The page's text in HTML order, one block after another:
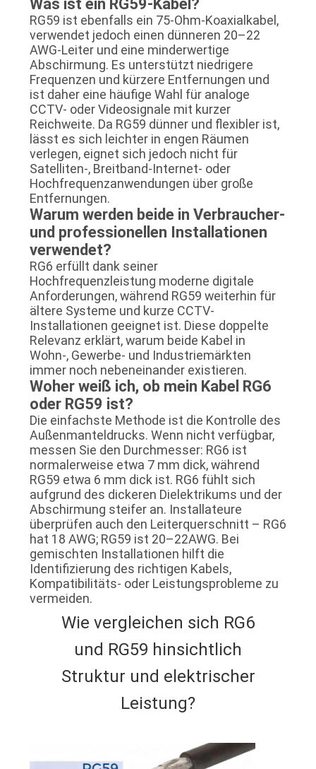
Was ist ein RG59-Kabel?
RG59 ist ebenfalls ein 75-Ohm-Koaxialkabel,
verwendet jedoch einen dünneren 20–22
AWG-Leiter und eine minderwertige
Abschirmung. Es unterstützt niedrigere
Frequenzen und kürzere Entfernungen und
ist daher eine häufige Wahl für analoge
CCTV- oder Videosignale mit kurzer
Reichweite. Da RG59 dünner und flexibler ist,
lässt es sich leichter in engen Räumen
verlegen, eignet sich jedoch nicht für
Satelliten-, Breitband-Internet- oder
Hochfrequenzanwendungen über große
Entfernungen.
Warum werden beide in Verbraucher-
und professionellen Installationen
verwendet?
RG6 erfüllt dank seiner
Hochfrequenzleistung moderne digitale
Anforderungen, während RG59 weiterhin für
ältere Systeme und kurze CCTV-
Installationen geeignet ist. Diese doppelte
Relevanz erklärt, warum beide Kabel in
Wohn-, Gewerbe- und Industriemärkten
immer noch nebeneinander existieren.
Woher weiß ich, ob mein Kabel RG6
oder RG59 ist?
Die einfachste Methode ist die Kontrolle des
Außenmanteldrucks. Wenn nicht verfügbar,
messen Sie den Durchmesser: RG6 ist
normalerweise etwa 7 mm dick, während
RG59 etwa 6 mm dick ist. RG6 fühlt sich
aufgrund des dickeren Dielektrikums und der
Abschirmung steifer an. Installateure
überprüfen auch den Leiterquerschnitt – RG6
hat 18 AWG; RG59 ist 20–22AWG. Bei
gemischten Installationen hilft die
Identifizierung des richtigen Kabels,
Kompatibilitäts- oder Leistungsprobleme zu
vermeiden.
Wie vergleichen sich RG6
und RG59 hinsichtlich
Struktur und elektrischer
Leistung?